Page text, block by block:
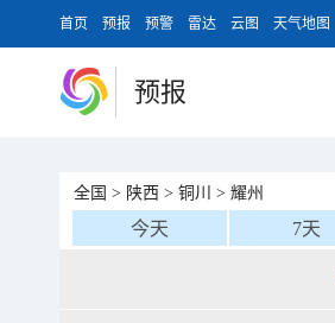
首页 预报 预警 雷达 云图 天气地图
预报
全国 > 陕西 > 铜川 > 耀州
今天 7天